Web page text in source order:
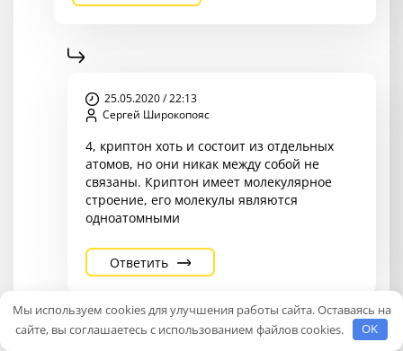
25.05.2020 / 22:13
Сергей Широкопояс
4, криптон хоть и состоит из отдельных
атомов, но они никак между собой не
связаны. Криптон имеет молекулярное
строение, его молекулы являются
одноатомными
Ответить
Мы используем cookies для улучшения работы сайта. Оставаясь на
сайте, вы соглашаетесь с использованием файлов cookies.
OK